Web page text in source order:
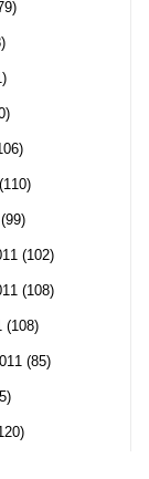
(110)
(99)
(102)
(108)
(108)
(85)